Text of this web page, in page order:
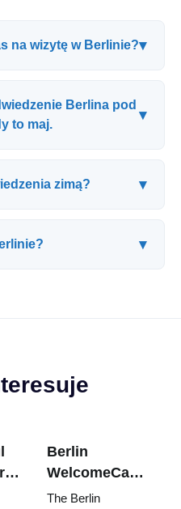
na wizytę w Berlinie?▾
Berlina pod
to maj.
▾
zimą? ▾
▾
Berlin
WelcomeCard:
Is It Worth It?
The Berlin